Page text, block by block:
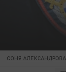
СОНЯ АЛЕКСАНДРОВА